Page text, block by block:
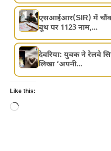
एसआईआर(SIR) में
बूथ पर 1123 नाम,...
देवरिया: युवक ने रेलवे
लिखा ‘अपनी...
Like this:
Loading…